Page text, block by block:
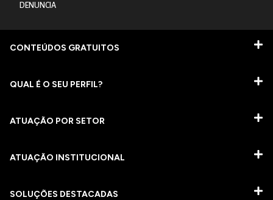
DENUNCIA
CONTEÚDOS GRATUITOS
QUAL É O SEU PERFIL?
ATUAÇÃO POR SETOR
ATUAÇÃO INSTITUCIONAL
SOLUÇÕES DESTACADAS